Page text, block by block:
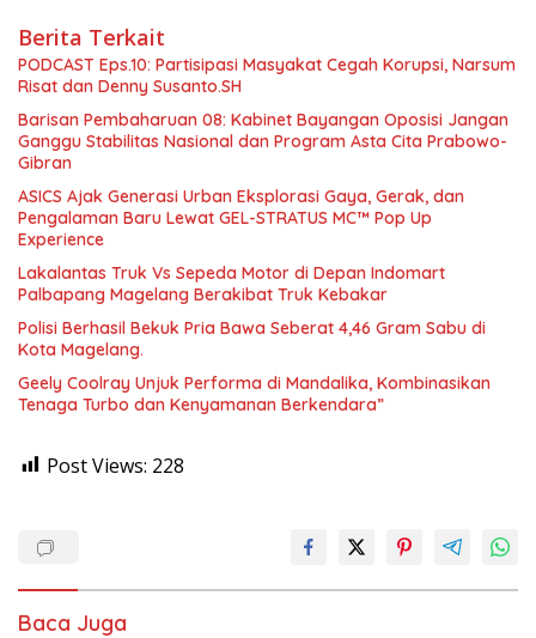
Berita Terkait
PODCAST Eps.10: Partisipasi Masyakat Cegah Korupsi, Narsum
Risat dan Denny Susanto.SH
Barisan Pembaharuan 08: Kabinet Bayangan Oposisi Jangan
Ganggu Stabilitas Nasional dan Program Asta Cita Prabowo-
Gibran
ASICS Ajak Generasi Urban Eksplorasi Gaya, Gerak, dan
Pengalaman Baru Lewat GEL-STRATUS MC™ Pop Up
Experience
Lakalantas Truk Vs Sepeda Motor di Depan Indomart
Palbapang Magelang Berakibat Truk Kebakar
Polisi Berhasil Bekuk Pria Bawa Seberat 4,46 Gram Sabu di
Kota Magelang.
Geely Coolray Unjuk Performa di Mandalika, Kombinasikan
Tenaga Turbo dan Kenyamanan Berkendara”
Post Views: 228
Baca Juga